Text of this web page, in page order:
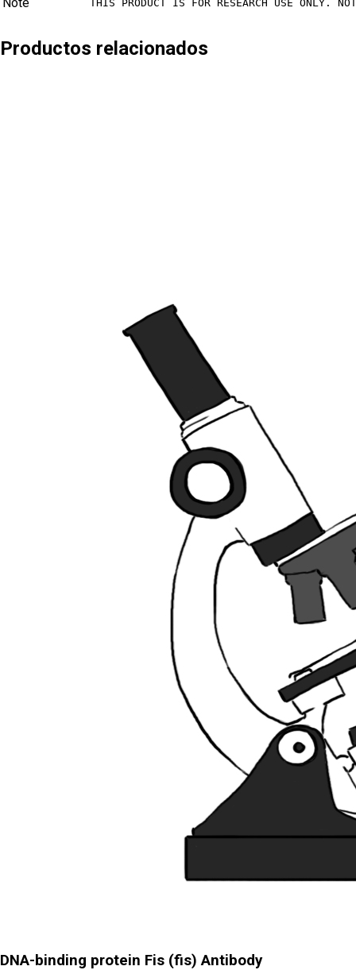
Note THIS PRODUCT IS FOR RESEARCH USE ONLY.
Productos relacionados
DNA-binding protein Fis (fis) Antibody